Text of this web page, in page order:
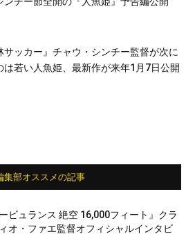
サッカー』チャウ・シンチー監督が次に
は若い人魚姫、最新作が来年1月7日公開
集部オススメの記事
ービュランス 絶空 16,000フィート』クラ
オ・ファエ監督オフィシャルインタビ